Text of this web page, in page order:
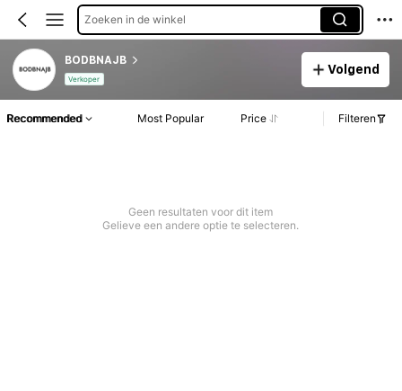
Zoeken in de winkel
BODBNAJB
Verkoper
Volgend
Recommended Most Popular Price Filteren
Geen resultaten voor dit item
Gelieve een andere optie te selecteren.